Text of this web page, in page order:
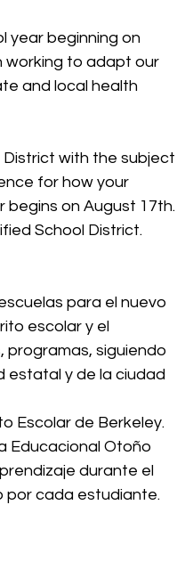
year beginning on
working to adapt our
and local health
with the subject
for how your
begins on August 17th.
School District.
para el nuevo
escolar y el
siguiendo
estatal y de la ciudad
Escolar de Berkeley.
Educacional Otoño
durante el
por cada estudiante.